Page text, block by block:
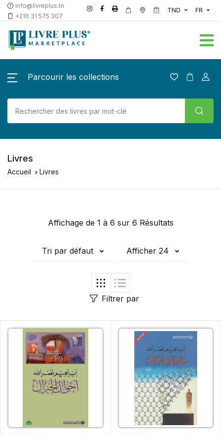
info@livreplus.tn
+216 31 575 307
TND FR
Parcourir les collections
Livres
Accueil Livres
Affichage de 1 à 6 sur 6 Résultats
Tri par défaut Afficher 24
Filtrer par